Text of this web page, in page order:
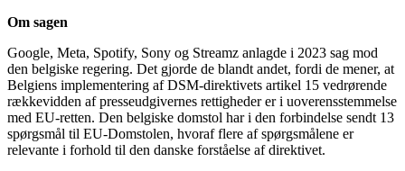
Om sagen
Google, Meta, Spotify, Sony og Streamz anlagde i 2023 sag mod
den belgiske regering. Det gjorde de blandt andet, fordi de mener, at
Belgiens implementering af DSM-direktivets artikel 15 vedrørende
rækkevidden af presseudgivernes rettigheder er i uoverensstemmelse
med EU-retten. Den belgiske domstol har i den forbindelse sendt 13
spørgsmål til EU-Domstolen, hvoraf flere af spørgsmålene er
relevante i forhold til den danske forståelse af direktivet.